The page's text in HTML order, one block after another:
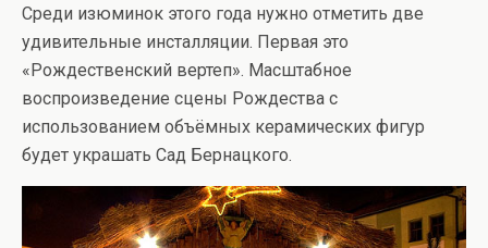
Среди изюминок этого года нужно отметить две
удивительные инсталляции. Первая это
«Рождественский вертеп». Масштабное
воспроизведение сцены Рождества с
использованием объёмных керамических фигур
будет украшать Сад Бернацкого.